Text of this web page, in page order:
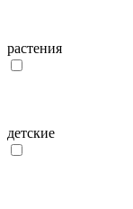
растения
детcкие